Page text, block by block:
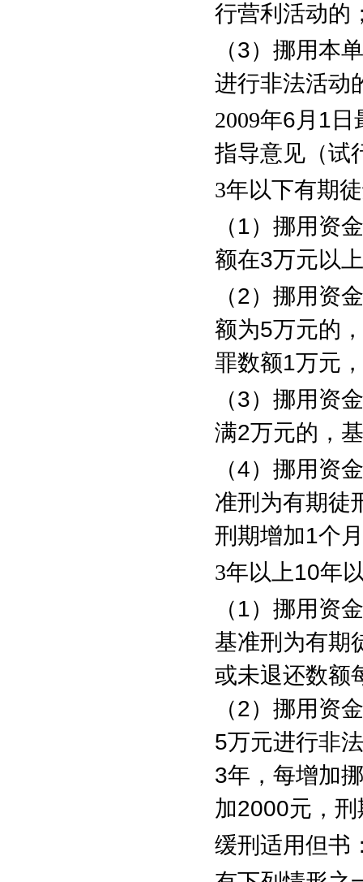
行营利活动的
（3）挪用本
进行非法活动
2009年6月 1
指导意见（试
3年以下有期
（1）挪用资
额在3万元以
（2）挪用资
额为5万元的
罪数额1万元
（3）挪用资
满2万元的，
（4）挪用资
准刑为有期徒
刑期增加1个
3年以上10年
（1）挪用资金
基准刑为有期
或未退还数额
（2）挪用资金
5万元进行非
3年，每增加
加2000元，
缓刑适用但书